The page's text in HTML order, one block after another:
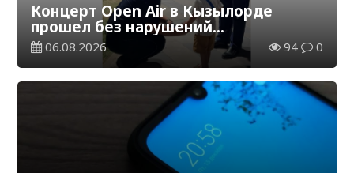
Концерт Open Air в Кызылорде
прошел без нарушений
общественного порядка
06.08.2026 94 0